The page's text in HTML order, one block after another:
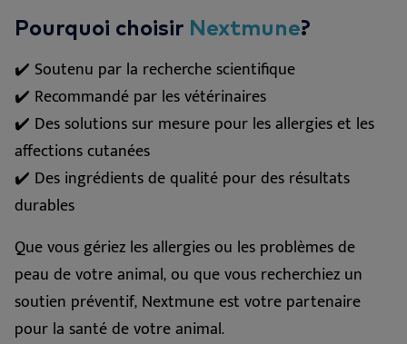
Pourquoi choisir Nextmune?
✔️ Soutenu par la recherche scientifique
✔️ Recommandé par les vétérinaires
✔️ Des solutions sur mesure pour les allergies et les
affections cutanées
✔️ Des ingrédients de qualité pour des résultats
durables
Que vous gériez les allergies ou les problèmes de
peau de votre animal, ou que vous recherchiez un
soutien préventif, Nextmune est votre partenaire
pour la santé de votre animal.